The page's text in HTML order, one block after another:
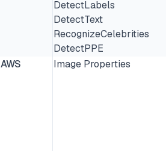
DetectLabels
DetectText
RecognizeCelebrities
DetectPPE
AWS
Image Properties